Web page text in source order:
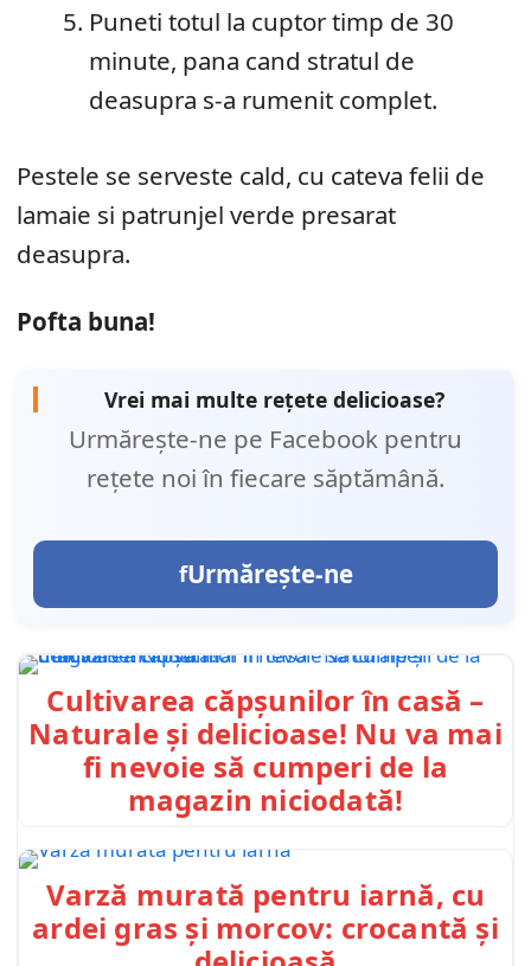
Puneti totul la cuptor timp de 30
minute, pana cand stratul de
deasupra s-a rumenit complet.
Pestele se serveste cald, cu cateva felii de
lamaie si patrunjel verde presarat
deasupra.
Pofta buna!
Vrei mai multe rețete delicioase?
Urmărește-ne pe Facebook pentru
rețete noi în fiecare săptămână.
Urmărește-ne
Cultivarea căpșunilor în casă –
Naturale și delicioase! Nu va mai
fi nevoie să cumperi de la
magazin niciodată!
Varză murată pentru iarnă, cu
ardei gras și morcov: crocantă și